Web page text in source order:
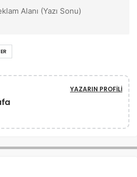
Alanı (Yazı Sonu)
YAZARIN PROFILI